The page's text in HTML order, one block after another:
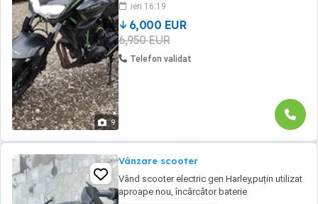
9
discuri semiflotante de 300 mm, etriere cu 2 ...
ieri 16:19
6,000 EUR
6,950 EUR
Telefon validat
Vânzare scooter
Vând scooter electric gen Harley,puțin utilizat
aproape nou, încărcător baterie